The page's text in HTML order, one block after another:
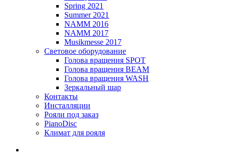
Spring 2021
Summer 2021
NAMM 2016
NAMM 2017
Musikmesse 2017
Световое оборудование
Голова вращения SPOT
Голова вращения BEAM
Голова вращения WASH
Зеркальный шар
Контакты
Инсталляции
Рояли под заказ
PianoDisc
Климат для рояля